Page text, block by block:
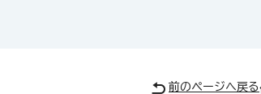
前のページへ戻る